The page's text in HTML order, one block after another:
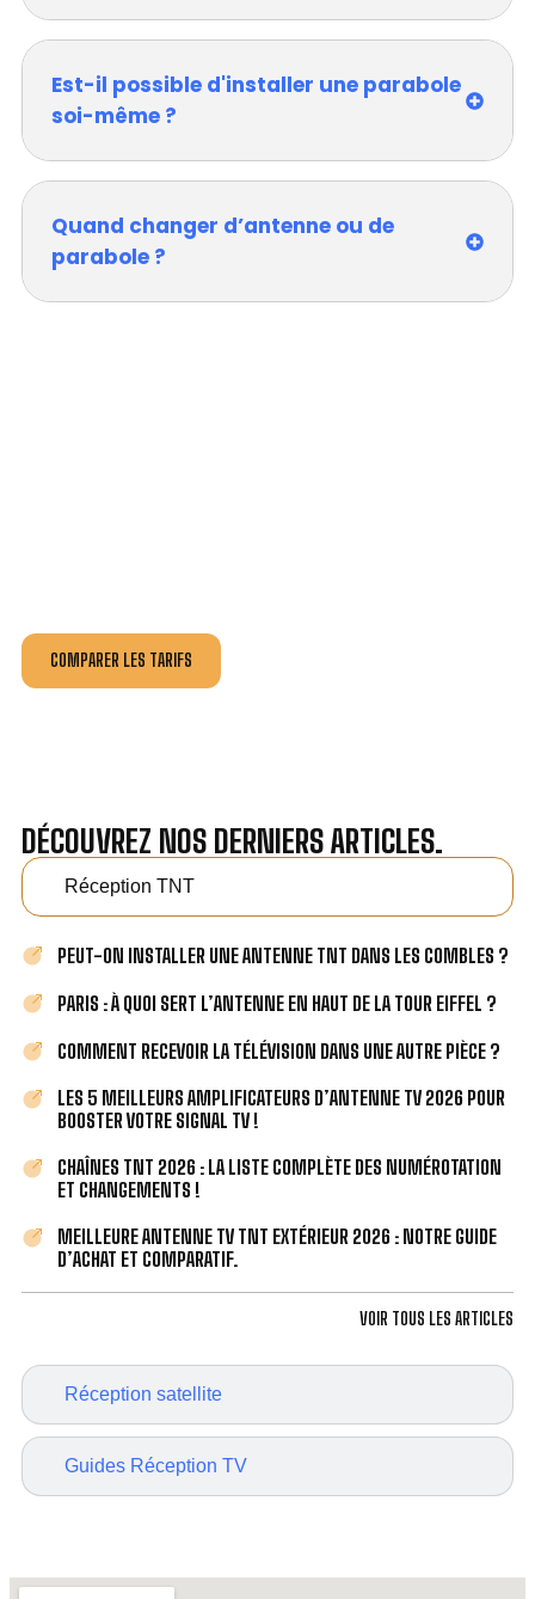
Est-il possible d'installer une parabole
soi-même ?
Quand changer d’antenne ou de
parabole ?
COMPARER LES TARIFS
DÉCOUVREZ NOS DERNIERS ARTICLES.
Réception TNT
Réception satellite
Guides Réception TV
PEUT-ON INSTALLER UNE ANTENNE TNT DANS LES COMBLES ?
PARIS : À QUOI SERT L’ANTENNE EN HAUT DE LA TOUR EIFFEL ?
COMMENT RECEVOIR LA TÉLÉVISION DANS UNE AUTRE PIÈCE ?
LES 5 MEILLEURS AMPLIFICATEURS D’ANTENNE TV 2026 POUR
BOOSTER VOTRE SIGNAL TV !
CHAÎNES TNT 2026 : LA LISTE COMPLÈTE DES NUMÉROTATION
ET CHANGEMENTS !
MEILLEURE ANTENNE TV TNT EXTÉRIEUR 2026 : NOTRE GUIDE
D’ACHAT ET COMPARATIF.
VOIR TOUS LES ARTICLES